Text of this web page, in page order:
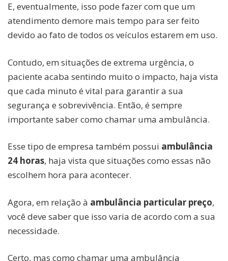
E, eventualmente, isso pode fazer com que um
atendimento demore mais tempo para ser feito
devido ao fato de todos os veículos estarem em uso.
Contudo, em situações de extrema urgência, o
paciente acaba sentindo muito o impacto, haja vista
que cada minuto é vital para garantir a sua
segurança e sobrevivência. Então, é sempre
importante saber como chamar uma ambulância.
Esse tipo de empresa também possui ambulância
24 horas, haja vista que situações como essas não
escolhem hora para acontecer.
Agora, em relação à ambulância particular preço,
você deve saber que isso varia de acordo com a sua
necessidade.
Certo, mas como chamar uma ambulância